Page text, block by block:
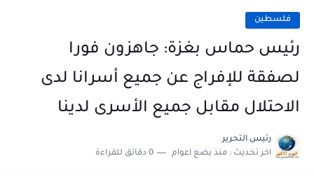
فلسطين
رئيس حماس بغزة: جاهزون فورا
لصفقة للإفراج عن جميع أسرانا لدى
الاحتلال مقابل جميع الأسرى لدينا
رئيس التحرير
اخر تحديث : منذ بضع اعوام 0 دقائق للقراءة